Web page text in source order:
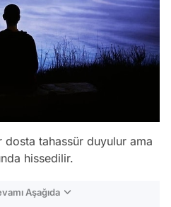
tahassür duyulur ama
hissedilir.
Aşağıda